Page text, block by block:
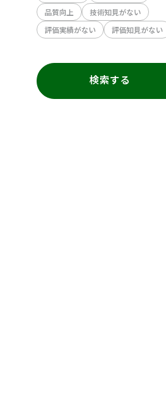
品質向上
技術知見がない
評価実績がない
評価知見がない
検索する